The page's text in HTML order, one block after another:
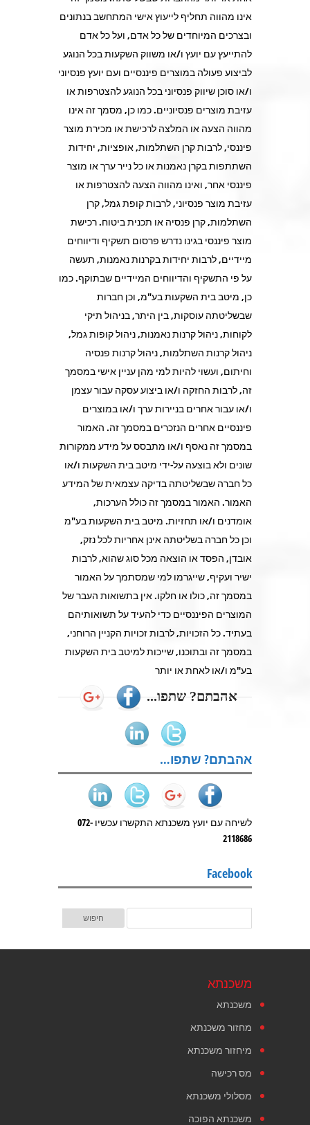
אינו מהווה תחליף לייעוץ אישי המתחשב בנתונים
ובצרכים המיוחדים של כל אדם, ועל כל אדם
להתייעץ עם יועץ ו/או משווק השקעות בכל הנוגע
לביצוע פעולה במוצרים פיננסיים ועם יועץ פנסיוני
ו/או סוכן שיווק פנסיוני בכל הנוגע להצטרפות או
עזיבת מוצרים פנסיוניים. כמו כן, מסמך זה אינו
מהווה הצעה או המלצה לרכישת או מכירת מוצר
פיננסי, לרבות קרן השתלמות, אופציות, יחידות
השתתפות בקרן נאמנות או כל נייר ערך או מוצר
פיננסי אחר, ואינו מהווה הצעה להצטרפות או
עזיבת מוצר פנסיוני, לרבות קופת גמל, קרן
השתלמות, קרן פנסיה או תכנית ביטוח. רכישת
מוצר פיננסי בגינו נדרש פרסום תשקיף ודיווחים
מיידיים, לרבות יחידות בקרנות נאמנות, תעשה
על פי התשקיף והדיווחים המיידיים שבתוקף. כמו
כן, מיטב בית השקעות בע"מ, וכן חברות
שבשליטתה עוסקות, בין היתר, בניהול תיקי
לקוחות, ניהול קרנות נאמנות, ניהול קופות גמל,
ניהול קרנות השתלמות, ניהול קרנות פנסיה
וחיתום, ועשוי להיות למי מהן עניין אישי במסמך
זה, לרבות החזקה ו/או ביצוע עסקה עבור עצמן
ו/או עבור אחרים בניירות ערך ו/או במוצרים
פיננסיים אחרים הנזכרים במסמך זה. האמור
במסמך זה נאסף ו/או מתבסס על מידע ממקורות
שונים ולא בוצעה על-ידי מיטב בית השקעות ו/או
כל חברה שבשליטתה בדיקה עצמאית של המידע
האמור. האמור במסמך זה כולל הערכות,
אומדנים ו/או תחזיות. מיטב בית השקעות בע"מ
וכן כל חברה בשליטתה אינן אחריות לכל נזק,
אובדן, הפסד או הוצאה מכל סוג שהוא, לרבות
ישיר ועקיף, שייגרמו למי שמסתמך על האמור
במסמך זה, כולו או חלקו. אין בתשואות העבר של
המוצרים הפיננסיים כדי להעיד על תשואותיהם
בעתיד. כל הזכויות, לרבות זכויות הקניין הרוחני,
במסמך זה ובתוכנו, שייכות למיטב בית השקעות
בע"מ ו/או לאחת או יותר
אהבתם? שתפו...
אהבתם? שתפו…
לשיחה עם יועץ משכנתא התקשרו עכשיו 072-
2118686
Facebook
משכנתא
משכנתא
מחזור משכנתא
מיחזור משכנתא
מס רכישה
מסלולי משכנתא
משכנתא הפוכה